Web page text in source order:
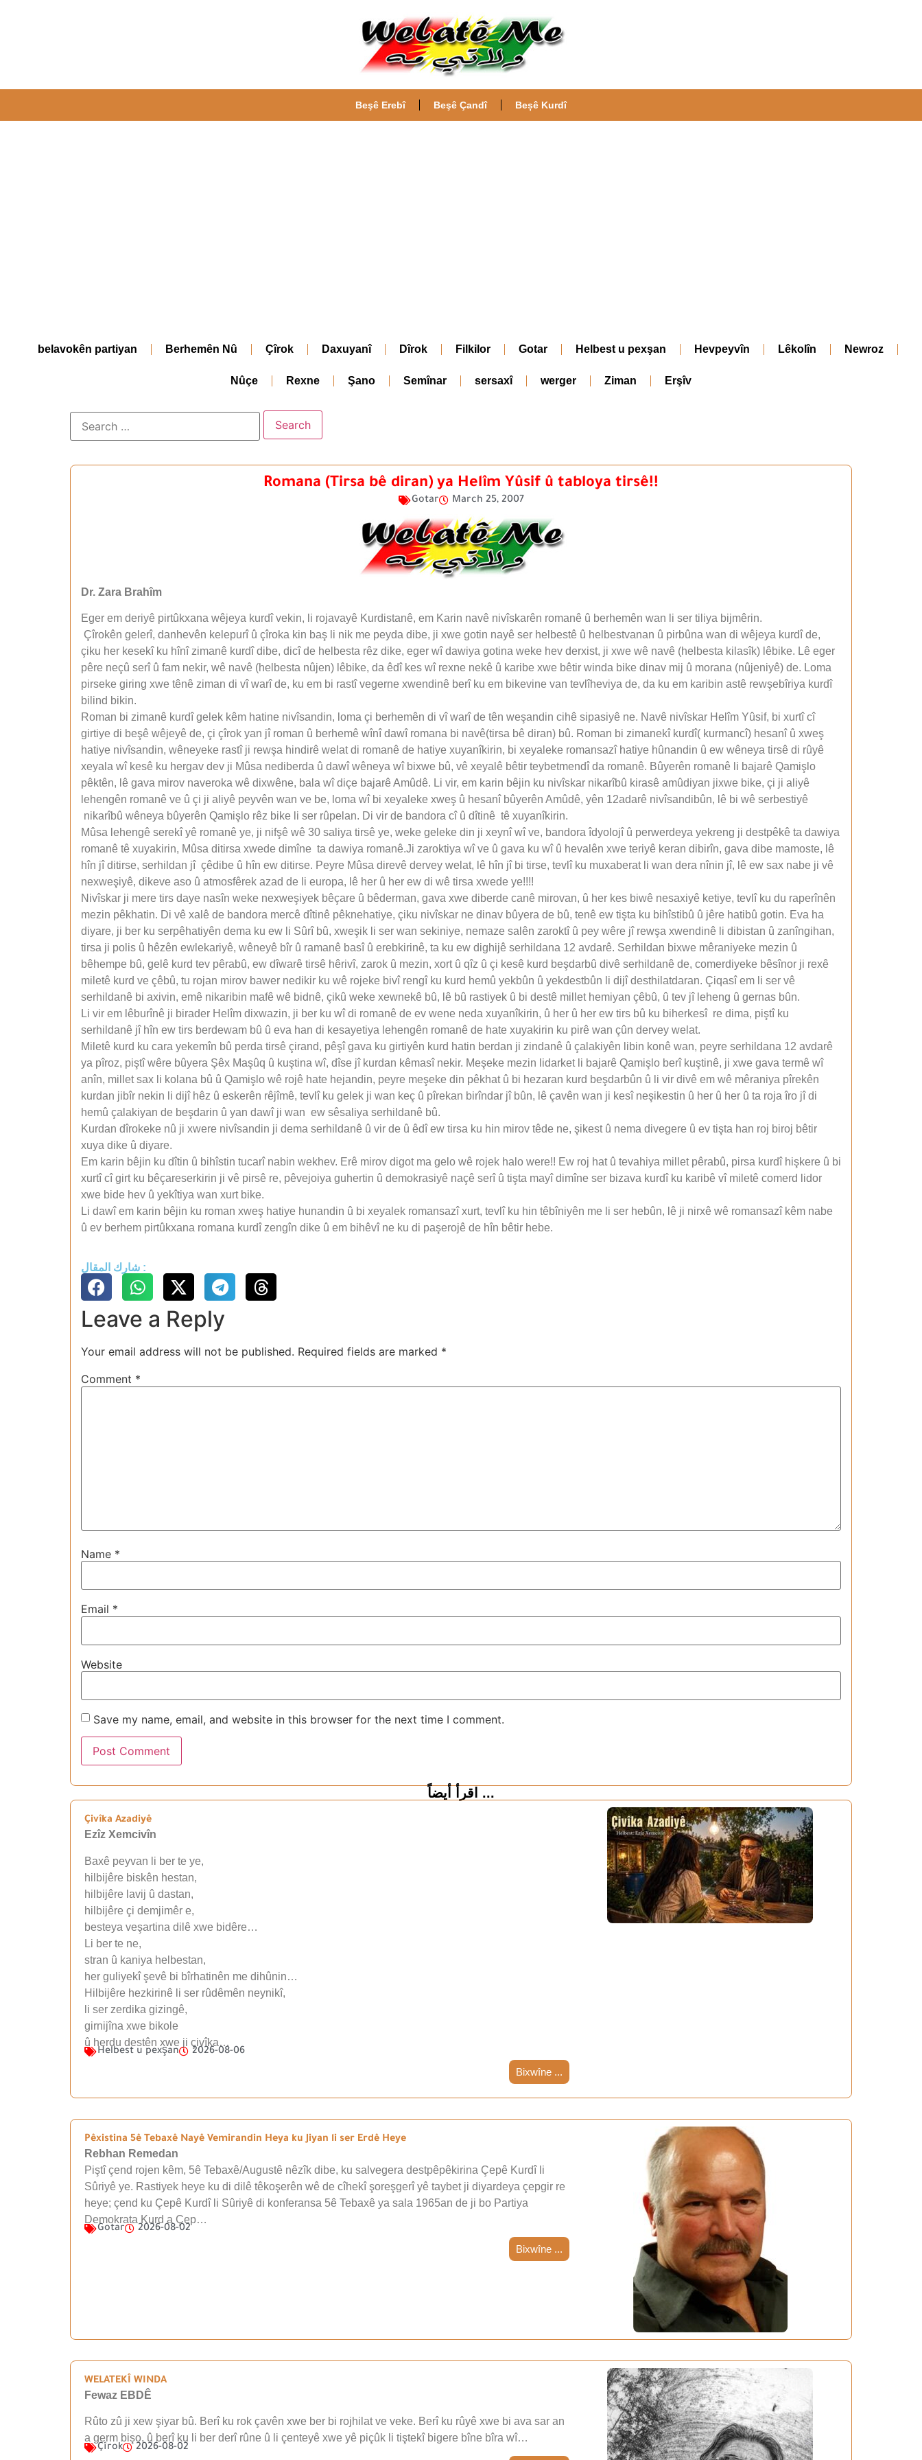
Beşê Erebî Beşê Çandî Beșê Kurdî
belavokên partiyan Berhemên Nû Çîrok Daxuyanî Dîrok Filkilor Gotar Helbest u pexşan Hevpeyvîn Lêkolîn Newroz
Nûçe Rexne Şano Semînar sersaxî werger Ziman Erşîv
Romana (Tirsa bê diran) ya Helîm Yûsif û tabloya tirsê!!
Gotar March 25, 2007
Dr. Zara Brahîm
Eger em deriyê pirtûkxana wêjeya kurdî vekin, li rojavayê Kurdistanê, em Karin navê nivîskarên romanê û berhemên wan li ser tiliya bijmêrin.
Çîrokên gelerî, danhevên kelepurî û çîroka kin baş li nik me peyda dibe, ji xwe gotin nayê ser helbestê û helbestvanan û pirbûna wan di wêjeya kurdî de,
çiku her kesekî ku hînî zimanê kurdî dibe, dicî de helbesta rêz dike, eger wî dawiya gotina weke hev derxist, ji xwe wê navê (helbesta kilasîk) lêbike. Lê eger
pêre neçû serî û fam nekir, wê navê (helbesta nûjen) lêbike, da êdî kes wî rexne nekê û karibe xwe bêtir winda bike dinav mij û morana (nûjeniyê) de. Loma
pirseke giring xwe tênê ziman di vî warî de, ku em bi rastî vegerne xwendinê berî ku em bikevine van tevlîheviya de, da ku em karibin astê rewşebîriya kurdî
bilind bikin.
Roman bi zimanê kurdî gelek kêm hatine nivîsandin, loma çi berhemên di vî warî de tên weşandin cihê sipasiyê ne. Navê nivîskar Helîm Yûsif, bi xurtî cî
girtiye di beşê wêjeyê de, çi çîrok yan jî roman û berhemê wînî dawî romana bi navê(tirsa bê diran) bû. Roman bi zimanekî kurdî( kurmancî) hesanî û xweş
hatiye nivîsandin, wêneyeke rastî ji rewşa hindirê welat di romanê de hatiye xuyanîkirin, bi xeyaleke romansazî hatiye hûnandin û ew wêneya tirsê di rûyê
xeyala wî kesê ku hergav dev ji Mûsa nediberda û dawî wêneya wî bixwe bû, vê xeyalê bêtir teybetmendî da romanê. Bûyerên romanê li bajarê Qamişlo
pêktên, lê gava mirov naveroka wê dixwêne, bala wî diçe bajarê Amûdê. Li vir, em karin bêjin ku nivîskar nikarîbû kirasê amûdiyan jixwe bike, çi ji aliyê
lehengên romanê ve û çi ji aliyê peyvên wan ve be, loma wî bi xeyaleke xweş û hesanî bûyerên Amûdê, yên 12adarê nivîsandibûn, lê bi wê serbestiyê
nikarîbû wêneya bûyerên Qamişlo rêz bike li ser rûpelan. Di vir de bandora cî û dîtinê tê xuyanîkirin.
Mûsa lehengê serekî yê romanê ye, ji nifşê wê 30 saliya tirsê ye, weke geleke din ji xeynî wî ve, bandora îdyolojî û perwerdeya yekreng ji destpêkê ta dawiya
romanê tê xuyakirin, Mûsa ditirsa xwede dimîne ta dawiya romanê.Ji zaroktiya wî ve û gava ku wî û hevalên xwe teriyê keran dibirîn, gava dibe mamoste, lê
hîn jî ditirse, serhildan jî çêdibe û hîn ew ditirse. Peyre Mûsa direvê dervey welat, lê hîn jî bi tirse, tevlî ku muxaberat li wan dera nînin jî, lê ew sax nabe ji vê
nexweşiyê, dikeve aso û atmosfêrek azad de li europa, lê her û her ew di wê tirsa xwede ye!!!!
Nivîskar ji mere tirs daye nasîn weke nexweşiyek bêçare û bêderman, gava xwe diberde canê mirovan, û her kes biwê nesaxiyê ketiye, tevlî ku du raperînên
mezin pêkhatin. Di vê xalê de bandora mercê dîtinê pêknehatiye, çiku nivîskar ne dinav bûyera de bû, tenê ew tişta ku bihîstibû û jêre hatibû gotin. Eva ha
diyare, ji ber ku serpêhatiyên dema ku ew li Sûrî bû, xweşik li ser wan sekiniye, nemaze salên zaroktî û pey wêre jî rewşa xwendinê li dibistan û zanîngihan,
tirsa ji polis û hêzên ewlekariyê, wêneyê bîr û ramanê basî û erebkirinê, ta ku ew dighijê serhildana 12 avdarê. Serhildan bixwe mêraniyeke mezin û
bêhempe bû, gelê kurd tev pêrabû, ew dîwarê tirsê hêrivî, zarok û mezin, xort û qîz û çi kesê kurd beşdarbû divê serhildanê de, comerdiyeke bêsînor ji rexê
miletê kurd ve çêbû, tu rojan mirov bawer nedikir ku wê rojeke bivî rengî ku kurd hemû yekbûn û yekdestbûn li dijî desthilatdaran. Çiqasî em li ser vê
serhildanê bi axivin, emê nikaribin mafê wê bidnê, çikû weke xewnekê bû, lê bû rastiyek û bi destê millet hemiyan çêbû, û tev jî leheng û gernas bûn.
Li vir em lêburînê ji birader Helîm dixwazin, ji ber ku wî di romanê de ev wene neda xuyanîkirin, û her û her ew tirs bû ku biherkesî re dima, piştî ku
serhildanê jî hîn ew tirs berdewam bû û eva han di kesayetiya lehengên romanê de hate xuyakirin ku pirê wan çûn dervey welat.
Miletê kurd ku cara yekemîn bû perda tirsê çirand, pêşî gava ku girtiyên kurd hatin berdan ji zindanê û çalakiyên libin konê wan, peyre serhildana 12 avdarê
ya pîroz, piştî wêre bûyera Şêx Maşûq û kuştina wî, dîse jî kurdan kêmasî nekir. Meşeke mezin lidarket li bajarê Qamişlo berî kuştinê, ji xwe gava termê wî
anîn, millet sax li kolana bû û Qamişlo wê rojê hate hejandin, peyre meşeke din pêkhat û bi hezaran kurd beşdarbûn û li vir divê em wê mêraniya pîrekên
kurdan jibîr nekin li dijî hêz û eskerên rêjîmê, tevlî ku gelek ji wan keç û pîrekan birîndar jî bûn, lê çavên wan ji kesî neşikestin û her û her û ta roja îro jî di
hemû çalakiyan de beşdarin û yan dawî ji wan ew sêsaliya serhildanê bû.
Kurdan dîrokeke nû ji xwere nivîsandin ji dema serhildanê û vir de û êdî ew tirsa ku hin mirov têde ne, şikest û nema divegere û ev tişta han roj biroj bêtir
xuya dike û diyare.
Em karin bêjin ku dîtin û bihîstin tucarî nabin wekhev. Erê mirov digot ma gelo wê rojek halo were!! Ew roj hat û tevahiya millet pêrabû, pirsa kurdî hişkere û bi
xurtî cî girt ku bêçareserkirin ji vê pirsê re, pêvejoiya guhertin û demokrasiyê naçê serî û tişta mayî dimîne ser bizava kurdî ku karibê vî miletê comerd lidor
xwe bide hev û yekîtiya wan xurt bike.
Li dawî em karin bêjin ku roman xweş hatiye hunandin û bi xeyalek romansazî xurt, tevlî ku hin têbîniyên me li ser hebûn, lê ji nirxê wê romansazî kêm nabe
û ev berhem pirtûkxana romana kurdî zengîn dike û em bihêvî ne ku di paşerojê de hîn bêtir hebe.
شارك المقال :
Leave a Reply
Your email address will not be published. Required fields are marked *
Comment *
Name *
Email *
Website
Save my name, email, and website in this browser for the next time I comment.
اقرأ أيضاً ...
Çivîka Azadiyê
Ezîz Xemcivîn
Baxê peyvan li ber te ye,
hilbijêre biskên hestan,
hilbijêre lavij û dastan,
hilbijêre çi demjimêr e,
besteya veşartina dilê xwe bidêre…
Li ber te ne,
stran û kaniya helbestan,
her guliyekî şevê bi bîrhatinên me dihûnin…
Hilbijêre hezkirinê li ser rûdêmên neynikî,
li ser zerdika gizingê,
girnijîna xwe bikole
û herdu destên xwe ji çivîka…
Helbest u pexşan 2026-08-06
Bixwîne ...
Pêxistina 5ê Tebaxê Nayê Vemirandin Heya ku Jiyan li ser Erdê Heye
Rebhan Remedan
Piştî çend rojen kêm, 5ê Tebaxê/Augustê nêzîk dibe, ku salvegera destpêpêkirina Çepê Kurdî li
Sûriyê ye. Rastiyek heye ku di dilê têkoşerên wê de cîhekî şoreşgerî yê taybet ji diyardeya çepgir re
heye; çend ku Çepê Kurdî li Sûriyê di konferansa 5ê Tebaxê ya sala 1965an de ji bo Partiya
Demokrata Kurd a Çep…
Gotar 2026-08-02
Bixwîne ...
WELATEKÎ WINDA
Fewaz EBDÊ
Rûto zû ji xew şiyar bû. Berî ku rok çavên xwe ber bi rojhilat ve veke. Berî ku rûyê xwe bi ava sar an
a germ bişo, û berî ku li ber derî rûne û li çenteyê xwe yê piçûk li tiştekî bigere bîne bîra wî…
Çîrok 2026-08-02